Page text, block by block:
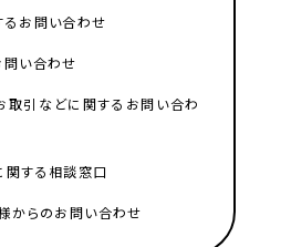
お問い合わせ
い合わせ
取引などに関するお問い合わ
する相談窓口
からのお問い合わせ